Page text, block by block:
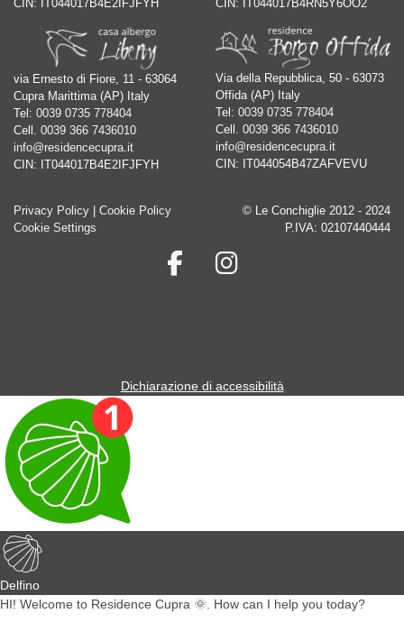
CIN: IT044017B4E2IFJFYH CIN: IT044017B4RN5Y6OO2
via Ernesto di Fiore, 11 - 63064
Cupra Marittima (AP) Italy
Tel: 0039 0735 778404
Cell. 0039 366 7436010
info@residencecupra.it
CIN: IT044017B4E2IFJFYH
Via della Repubblica, 50 - 63073
Offida (AP) Italy
Tel: 0039 0735 778404
Cell. 0039 366 7436010
info@residencecupra.it
CIN: IT044054B47ZAFVEVU
Privacy Policy
Cookie Policy
Cookie Settings
© Le Conchiglie 2012 - 2024
P.IVA: 02107440444
Dichiarazione di accessibilità
Delfino
HI! Welcome to Residence Cupra 🌞. How can I help you today?